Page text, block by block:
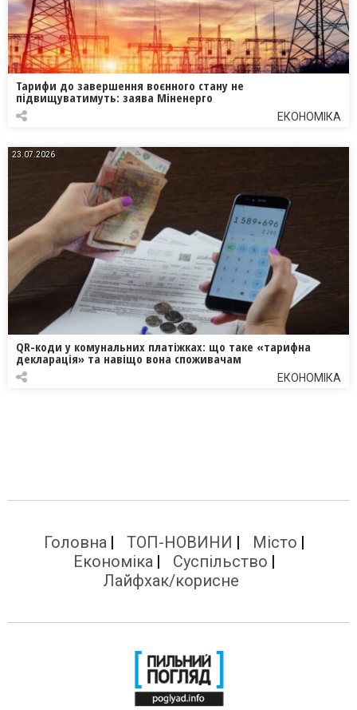
Тарифи до завершення воєнного стану не
підвищуватимуть: заява Міненерго
ЕКОНОМІКА
23.07.2026
QR-коди у комунальних платіжках: що таке «тарифна
декларація» та навіщо вона споживачам
ЕКОНОМІКА
Головна ТОП-НОВИНИ
Місто
Економіка
Суспільство
Лайфхак/корисне